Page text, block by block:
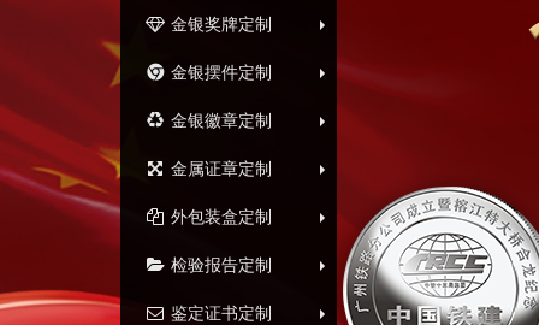
金银奖牌定制
金银摆件定制
金银徽章定制
金属证章定制
外包装盒定制
检验报告定制
鉴定证书定制